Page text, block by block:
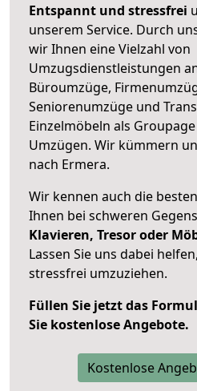
Entspannt und stressfrei
unserem Service. Durch
wir Ihnen eine Vielzahl von
Umzugsdienstleistungen
Büroumzüge,
Seniorenumzüge und
Einzelmöbeln als
Umzügen. Wir kümmern
nach Ermera.
Wir kennen auch die
Ihnen bei schweren
Klavieren, Tresor oder
Lassen Sie uns dabei
stressfrei umzuziehen.
Füllen Sie jetzt das
Sie kostenlose Angebote.
Kostenlose